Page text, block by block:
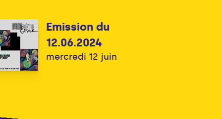
Emission du
12.06.2024
mercredi 12 juin